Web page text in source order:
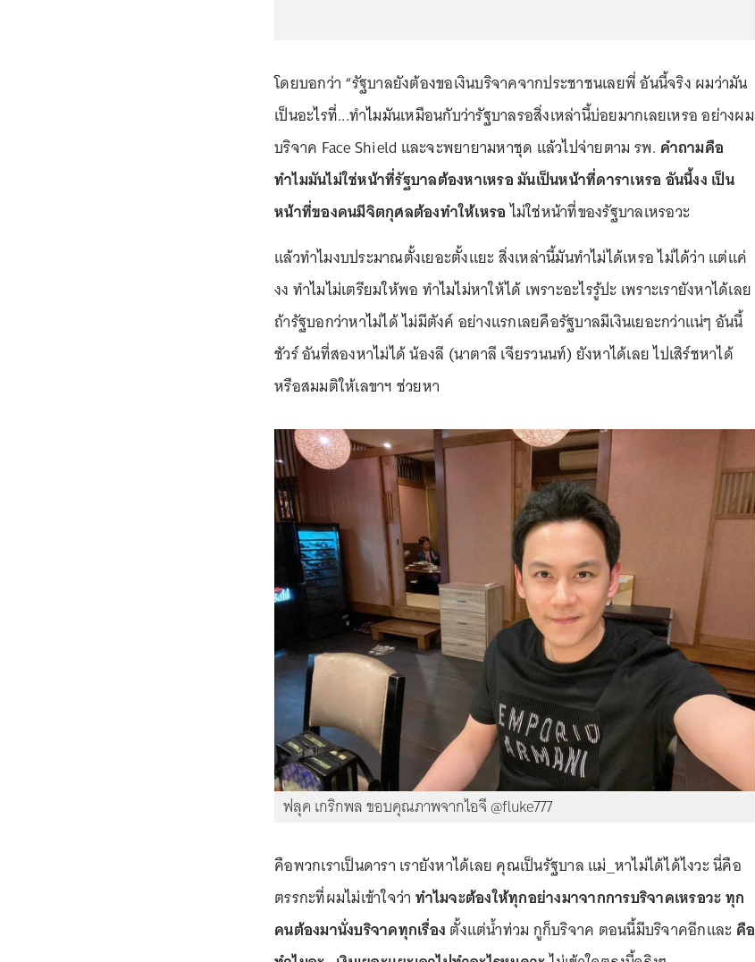
โดยบอกว่า “รัฐบาลยังต้องขอเงินบริจาคจากประชาชนเลยพี่ อันนี้จริง ผมว่ามัน
เป็นอะไรที่...ทำไมมันเหมือนกับว่ารัฐบาลรอสิ่งเหล่านี้บ่อยมากเลยเหรอ อย่างผม
บริจาค Face Shield และจะพยายามหาชุด แล้วไปจ่ายตาม รพ. คำถามคือ
ทำไมมันไม่ใช่หน้าที่รัฐบาลต้องหาเหรอ มันเป็นหน้าที่ดาราเหรอ อันนี้งง เป็น
หน้าที่ของคนมีจิตกุศลต้องทำให้เหรอไม่ใช่หน้าที่ของรัฐบาลเหรอวะ
แล้วทำไมงบประมาณตั้งเยอะตั้งแยะ สิ่งเหล่านี้มันทำไม่ได้เหรอ ไม่ได้ว่า แต่แค่
งง ทำไมไม่เตรียมให้พอ ทำไมไม่หาให้ได้ เพราะอะไรรู้ปะ เพราะเรายังหาได้เลย
ถ้ารัฐบอกว่าหาไม่ได้ ไม่มีตังค์ อย่างแรกเลยคือรัฐบาลมีเงินเยอะกว่าแน่ๆ อันนี้
ชัวร์ อันที่สองหาไม่ได้ น้องลี (นาตาลี เจียรวนนท์) ยังหาได้เลย ไปเสิร์ชหาได้
หรือสมมติให้เลขาฯ ช่วยหา
ฟลุค เกริกพล ขอบคุณภาพจากไอจี @fluke777
คือพวกเราเป็นดารา เรายังหาได้เลย คุณเป็นรัฐบาล แม่_หาไม่ได้ได้ไงวะ นี่คือ
ตรรกะที่ผมไม่เข้าใจว่า ทำไมจะต้องให้ทุกอย่างมาจากการบริจาคเหรอวะ ทุก
คนต้องมานั่งบริจาคทุกเรื่อง ตั้งแต่น้ำท่วม กูก็บริจาค ตอนนี้มีบริจาคอีกและ คือ